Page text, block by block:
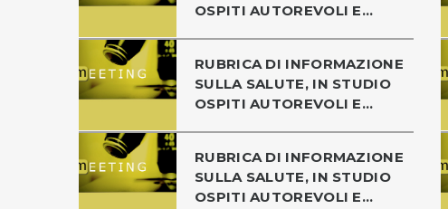
OSPITI AUTOREVOLI E...
RUBRICA DI INFORMAZIONE
SULLA SALUTE, IN STUDIO
OSPITI AUTOREVOLI E...
RUBRICA DI INFORMAZIONE
SULLA SALUTE, IN STUDIO
OSPITI AUTOREVOLI E...